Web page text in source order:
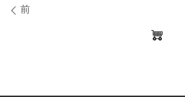
画像ナビゲーション
前